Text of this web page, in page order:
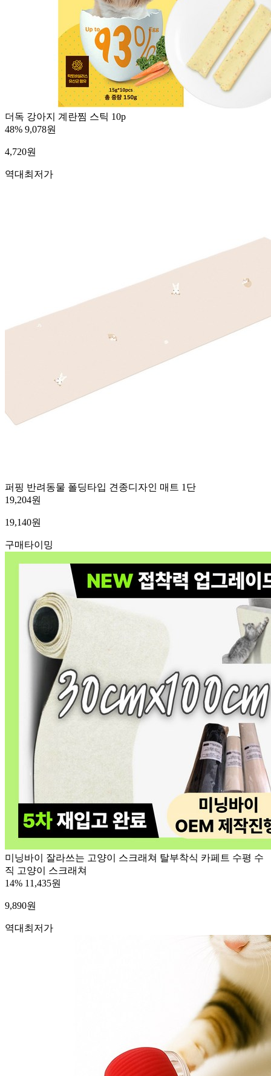
더독 강아지 계란찜 스틱 10p
48% 9,078원
4,720원
역대최저가
퍼핑 반려동물 폴딩타입 견종디자인 매트 1단
19,204원
19,140원
구매타이밍
미닝바이 잘라쓰는 고양이 스크래쳐 탈부착식 카페트 수평 수
직 고양이 스크래쳐
14% 11,435원
9,890원
역대최저가